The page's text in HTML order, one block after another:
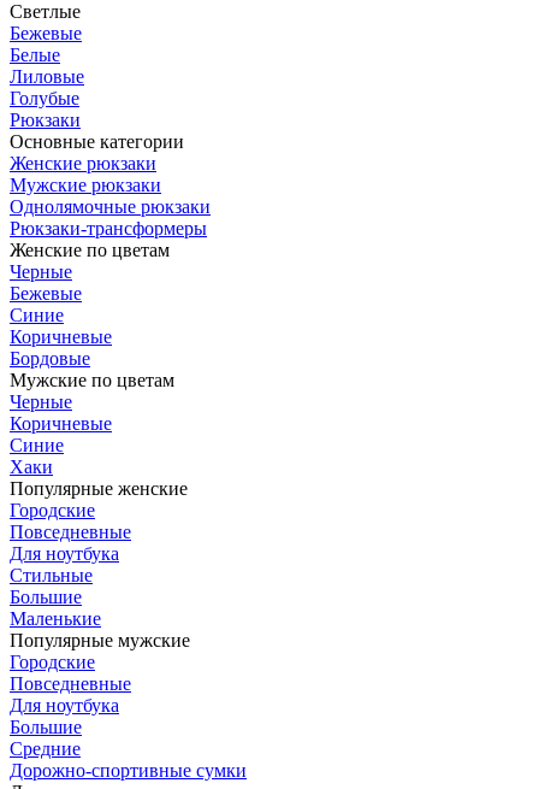
Светлые
Бежевые
Белые
Лиловые
Голубые
Рюкзаки
Основные категории
Женские рюкзаки
Мужские рюкзаки
Однолямочные рюкзаки
Рюкзаки-трансформеры
Женские по цветам
Черные
Бежевые
Синие
Коричневые
Бордовые
Мужские по цветам
Черные
Коричневые
Синие
Хаки
Популярные женские
Городские
Повседневные
Для ноутбука
Стильные
Большие
Маленькие
Популярные мужские
Городские
Повседневные
Для ноутбука
Большие
Средние
Дорожно-спортивные сумки